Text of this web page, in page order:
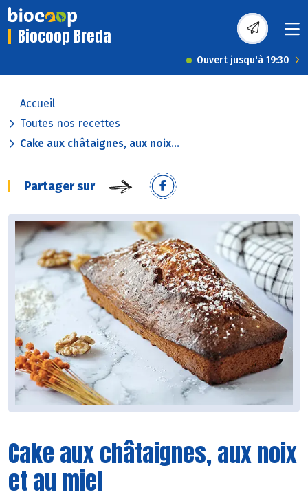
Biocoop Breda
Ouvert jusqu'à 19:30
Accueil
Toutes nos recettes
Cake aux châtaignes, aux noix...
Partager sur
Cake aux châtaignes, aux noix
et au miel